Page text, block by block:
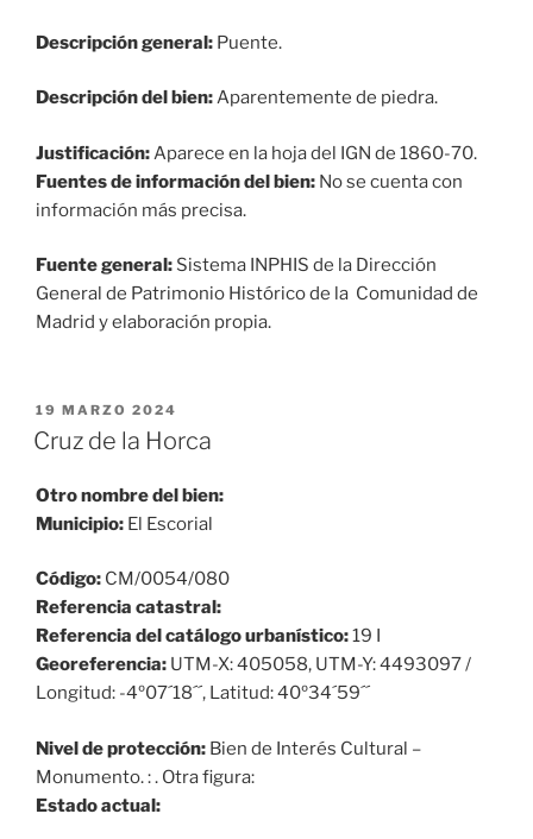
Descripción general: Puente.
Descripción del bien:Aparentemente de piedra.
Justificación:Aparece en la hoja del IGN de 1860-70.
Fuentes de información del bien: No se cuenta con
información más precisa.
Fuente general: Sistema INPHIS de la Dirección
General de Patrimonio Histórico de la Comunidad de
Madrid y elaboración propia.
PUBLICADO
EL
19 MARZO 2024
Cruz de la Horca
Otro nombre del bien:
Municipio: El Escorial
Código: CM/0054/080
Referencia catastral:
Referencia del catálogo urbanístico:19 I
Georeferencia: UTM-X: 405058, UTM-Y: 4493097 /
Longitud: -4º07´18´´, Latitud: 40º34´59´´
Nivel de protección: Bien de Interés Cultural –
Monumento. : . Otra figura:
Estado actual: